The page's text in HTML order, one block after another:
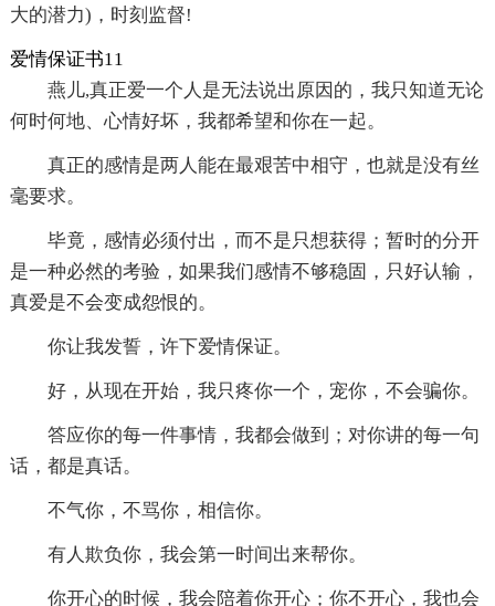
大的潜力)，时刻监督!
爱情保证书11
燕儿,真正爱一个人是无法说出原因的，我只知道无论
何时何地、心情好坏，我都希望和你在一起。
真正的感情是两人能在最艰苦中相守，也就是没有丝
毫要求。
毕竟，感情必须付出，而不是只想获得；暂时的分开
是一种必然的考验，如果我们感情不够稳固，只好认输，
真爱是不会变成怨恨的。
你让我发誓，许下爱情保证。
好，从现在开始，我只疼你一个，宠你，不会骗你。
答应你的每一件事情，我都会做到；对你讲的每一句
话，都是真话。
不气你，不骂你，相信你。
有人欺负你，我会第一时间出来帮你。
你开心的时候，我会陪着你开心；你不开心，我也会